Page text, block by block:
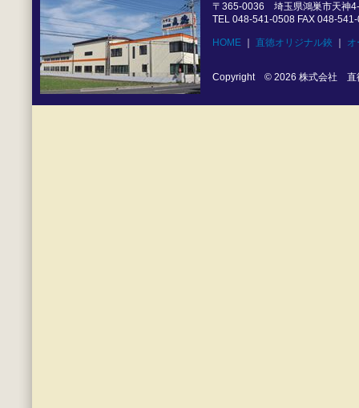
〒365-0036 埼玉県鴻巣市天神
TEL 048-541-0508 FAX 048-
HOME 直徳オリジナル鋏
Copyright © 2026 株式会社 直